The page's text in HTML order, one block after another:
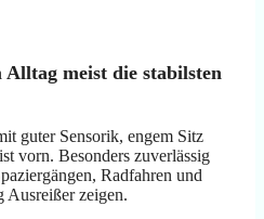
meist die stabilsten
guter Sensorik, engem Sitz
vorn. Besonders zuverlässig
Radfahren und
Ausreißer zeigen.